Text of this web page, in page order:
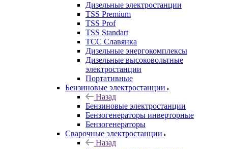
Дизельные электростанции
TSS Premium
TSS Prof
TSS Standart
ТСС Славянка
Дизельные энергокомплексы
Дизельные высоковольтные
электростанции
Портативные
Бензиновые электростанции
Назад
Бензиновые электростанции
Бензогенераторы инверторные
Бензогенераторы
Сварочные электростанции
Назад